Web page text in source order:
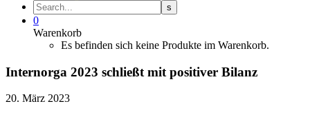
0
Warenkorb
Es befinden sich keine Produkte im Warenkorb.
Internorga 2023 schließt mit positiver Bilanz
20. März 2023